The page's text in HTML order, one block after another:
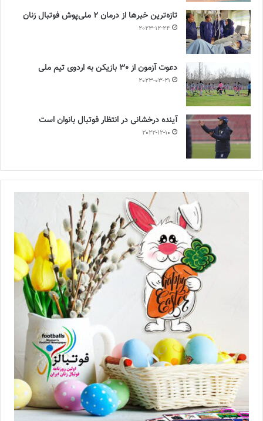
تازه‌ترین خبرها از درمان ۲ ملی‌پوش فوتبال زنان
2023-12-24
دعوت آزمون از 30 بازیکن به اردوی تیم ملی
2023-03-21
آینده درخشانی در انتظار فوتبال بانوان است
2022-12-10